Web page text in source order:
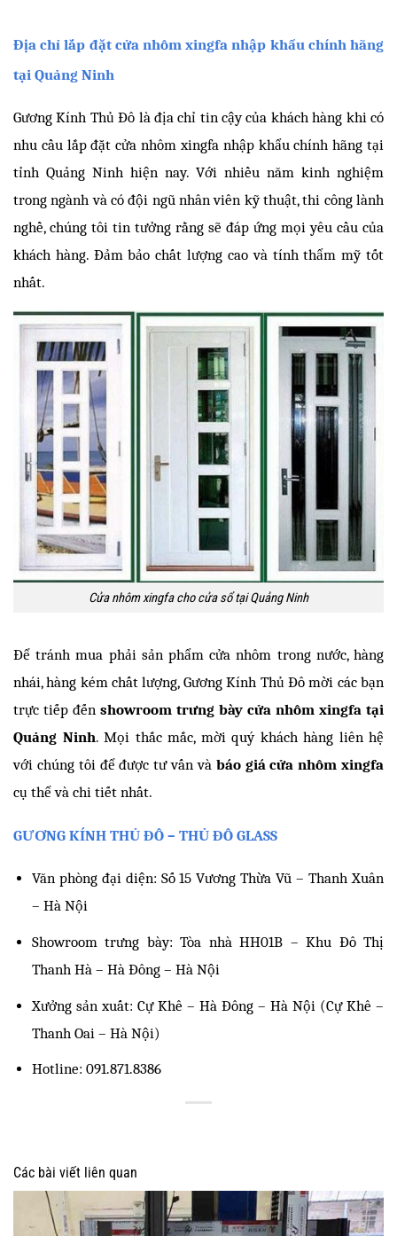
Địa chỉ lắp đặt cửa nhôm xingfa nhập khẩu chính hãng
tại Quảng Ninh
Gương Kính Thủ Đô là địa chỉ tin cậy của khách hàng khi có
nhu cầu lắp đặt cửa nhôm xingfa nhập khẩu chính hãng tại
tỉnh Quảng Ninh hiện nay. Với nhiều năm kinh nghiệm
trong ngành và có đội ngũ nhân viên kỹ thuật, thi công lành
nghề, chúng tôi tin tưởng rằng sẽ đáp ứng mọi yêu cầu của
khách hàng. Đảm bảo chất lượng cao và tính thẩm mỹ tốt
nhất.
Cửa nhôm xingfa cho cửa sổ tại Quảng Ninh
Để tránh mua phải sản phẩm cửa nhôm trong nước, hàng
nhái, hàng kém chất lượng, Gương Kính Thủ Đô mời các bạn
trực tiếp đến showroom trưng bày cửa nhôm xingfa tại
Quảng Ninh. Mọi thắc mắc, mời quý khách hàng liên hệ
với chúng tôi để được tư vấn và báo giá cửa nhôm xingfa
cụ thể và chi tiết nhất.
GƯƠNG KÍNH THỦ ĐÔ – THỦ ĐÔ GLASS
Văn phòng đại diện: Số 15 Vương Thừa Vũ – Thanh Xuân
– Hà Nội
Showroom trưng bày: Tòa nhà HH01B – Khu Đô Thị
Thanh Hà – Hà Đông – Hà Nội
Xưởng sản xuất: Cự Khê – Hà Đông – Hà Nội (Cự Khê –
Thanh Oai – Hà Nội)
Hotline: 091.871.8386
Các bài viết liên quan